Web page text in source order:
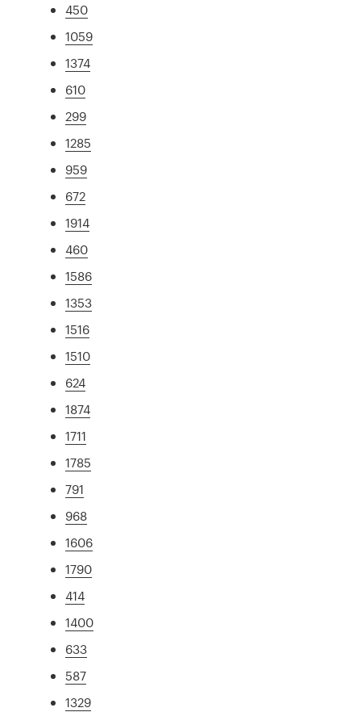
450
1059
1374
610
299
1285
959
672
1914
460
1586
1353
1516
1510
624
1874
1711
1785
791
968
1606
1790
414
1400
633
587
1329